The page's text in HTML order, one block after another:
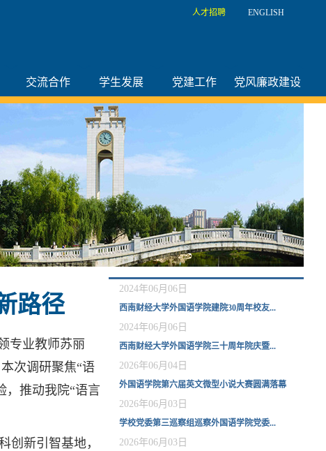
ENGLISH
人才招聘
交流合作 学生发展 党建工作 党风廉政建设
路径
专业教师苏丽
次调研聚焦“语
，推动我院“语言
创新引智基地，
2024年06月06日
西南财经大学外国语学院建院30周年校友...
2024年06月06日
西南财经大学外国语学院三十周年院庆暨...
2026年06月04日
外国语学院第六届英文微型小说大赛圆满落幕
2026年06月03日
学校党委第三巡察组巡察外国语学院党委...
2026年06月03日